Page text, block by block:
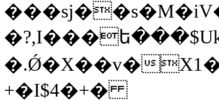
�.Ǿ�X��v�X״�1ό8���rH�
+�I$4�+�